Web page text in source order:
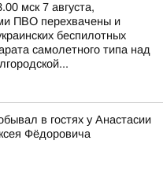
мск 7 августа,
ПВО перехвачены и
беспилотных
самолетного типа над
в гостях у Анастасии
Фёдоровича